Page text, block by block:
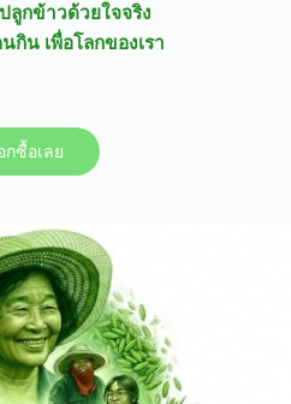
ลูกข้าวด้วยใจจริง
กิน เพื่อโลกของเรา
กซื้อเลย